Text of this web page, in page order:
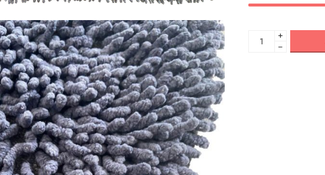
+
−